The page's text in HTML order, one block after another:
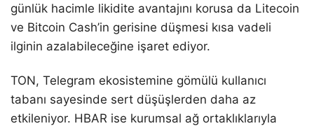
günlük hacimle likidite avantajını korusa da Litecoin
ve Bitcoin Cash’in gerisine düşmesi kısa vadeli
ilginin azalabileceğine işaret ediyor.
TON, Telegram ekosistemine gömülü kullanıcı
tabanı sayesinde sert düşüşlerden daha az
etkileniyor. HBAR ise kurumsal ağ ortaklıklarıyla